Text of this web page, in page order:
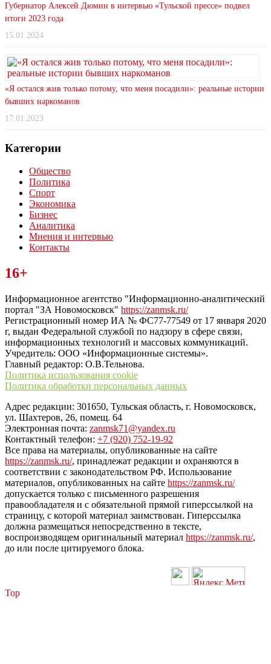
Губернатор Алексей Дюмин в интервью «Тульской прессе» подвел
итоги 2023 года
15.01.2024
«Я остался жив только потому, что меня посадили»: реальные истории
бывших наркоманов
17.01.2023
Категории
Общество
Политика
Спорт
Экономика
Бизнес
Аналитика
Мнения и интервью
Контакты
Читайте последние новости дня в Тульской области на сайте
“ЗаНовомосковск”
16+
Информационное агентство "Информационно-аналитический
портал "ЗА Новомосковск" https://zanmsk.ru/
Регистрационный номер ИА № ФС77-77549 от 17 января 2020
г, выдан Федеральной службой по надзору в сфере связи,
информационных технологий и массовых коммуникаций.
Учредитель: ООО «Информационные системы».
Главный редактор: О.В.Тельнова.
Политика использования cookie
Политика обработки персональных данных
Адрес редакции: 301650, Тульская область, г. Новомосковск,
ул. Шахтеров, 26, помещ. 64
Электронная почта: zanmsk71@yandex.ru
Контактный телефон: +7 (920) 752-19-92
Все права на материалы, опубликованные на сайте
https://zanmsk.ru/, принадлежат редакции и охраняются в
соответствии с законодательством РФ. Использование
материалов, опубликованных на сайте https://zanmsk.ru/
допускается только с письменного разрешения
правообладателя и с обязательной прямой гиперссылкой на
страницу, с которой материал заимствован. Гиперссылка
должна размещаться непосредственно в тексте,
воспроизводящем оригинальный материал https://zanmsk.ru/,
до или после цитируемого блока.
Top